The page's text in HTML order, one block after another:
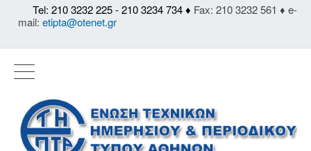
Tel: 210 3232 225 - 210 3234 734 ♦ Fax: 210 3232 561 ♦ e-
mail: etipta@otenet.gr